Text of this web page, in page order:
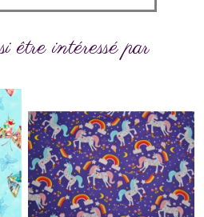
être intéressé par